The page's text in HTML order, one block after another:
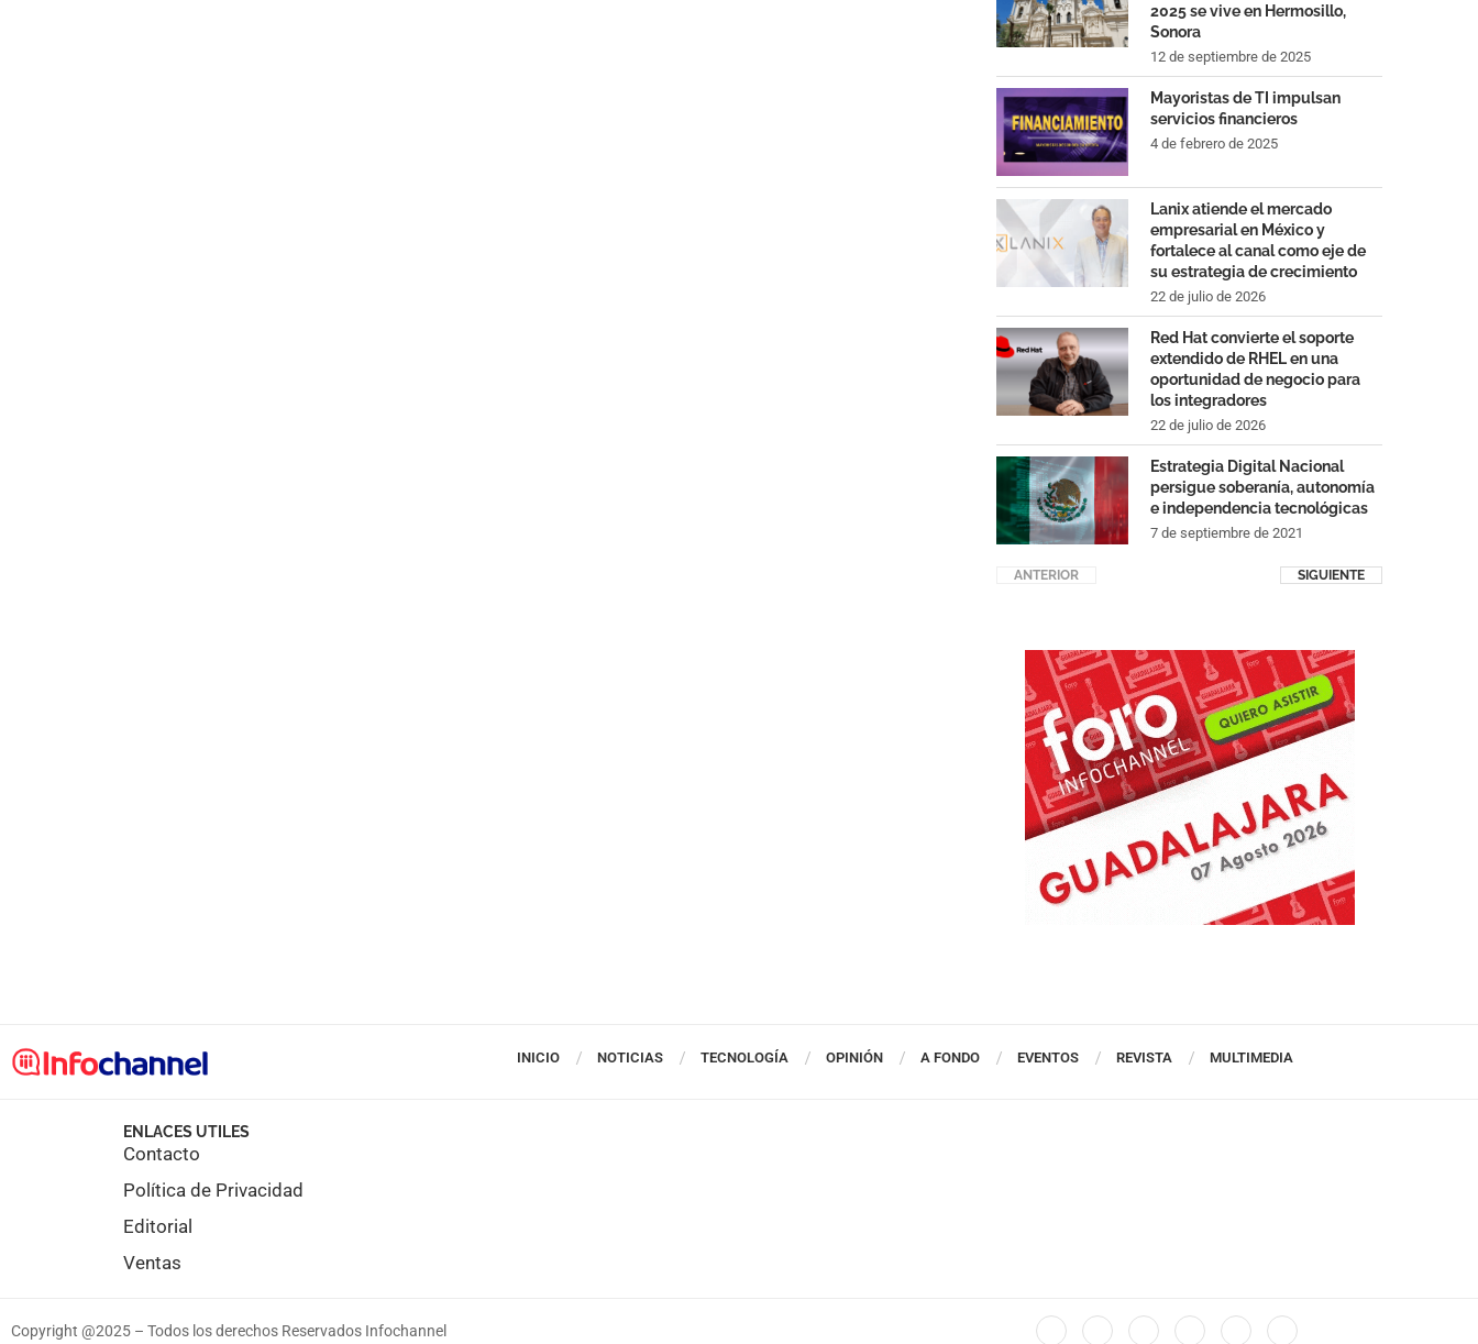
2025 se vive en Hermosillo,
Sonora
12 de septiembre de 2025
Mayoristas de TI impulsan
servicios financieros
4 de febrero de 2025
Lanix atiende el mercado
empresarial en México y
fortalece al canal como eje de
su estrategia de crecimiento
22 de julio de 2026
Red Hat convierte el soporte
extendido de RHEL en una
oportunidad de negocio para
los integradores
22 de julio de 2026
Estrategia Digital Nacional
persigue soberanía, autonomía
e independencia tecnológicas
7 de septiembre de 2021
ANTERIOR SIGUIENTE
INICIO NOTICIAS TECNOLOGÍA OPINIÓN A FONDO EVENTOS REVISTA MULTIMEDIA
ENLACES UTILES
Contacto
Política de Privacidad
Editorial
Ventas
Copyright @2025 – Todos los derechos Reservados Infochannel